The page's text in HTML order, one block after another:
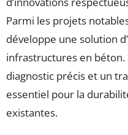
Parmi les projets
développe une solution
infrastructures en
diagnostic précis et un
essentiel pour la
existantes.